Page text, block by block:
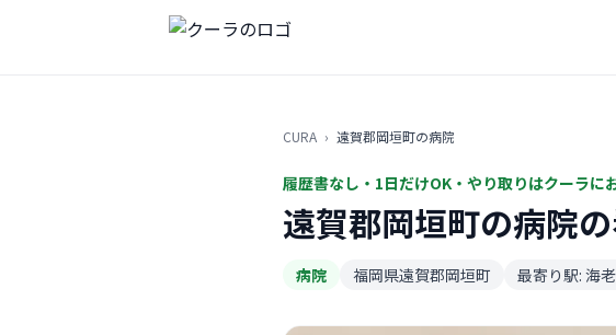
CURA › 遠賀郡岡垣町の病院
履歴書なし・1日だけOK・やり取りはクーラに
遠賀郡岡垣町の病院
病院 福岡県遠賀郡岡垣町 最寄り駅: 海